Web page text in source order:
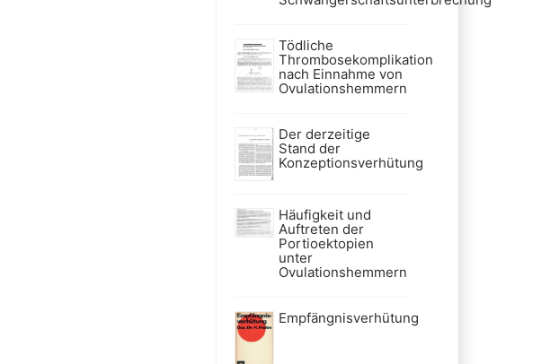
Tödliche
Thrombosekomplikation
nach Einnahme von
Ovulationshemmern
Der derzeitige
Stand der
Konzeptionsverhütung
Häufigkeit und
Auftreten der
Portioektopien
unter
Ovulationshemmern
Empfängnisverhütung